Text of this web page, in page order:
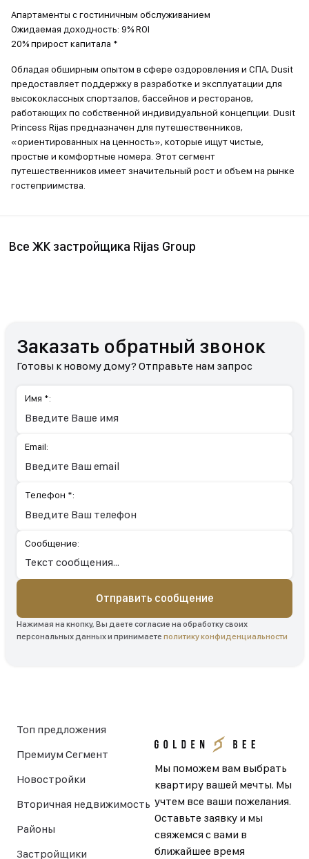
Апартаменты с гостиничным обслуживанием
Ожидаемая доходность: 9% ROI
20% ​​прирост капитала *
Обладая обширным опытом в сфере оздоровления и СПА, Dusit
предоставляет поддержку в разработке и эксплуатации для
высококлассных спортзалов, бассейнов и ресторанов,
работающих по собственной индивидуальной концепции. Dusit
Princess Rijas предназначен для путешественников,
«ориентированных на ценность», которые ищут чистые,
простые и комфортные номера. Этот сегмент
путешественников имеет значительный рост и объем на рынке
гостеприимства.
Все ЖК застройщика Rijas Group
Заказать обратный звонок
Готовы к новому дому? Отправьте нам запрос
Имя *:
Email:
Телефон *:
Сообщение:
Отправить сообщение
Нажимая на кнопку, Вы даете согласие на обработку своих
персональных данных и принимаете политику конфиденциальности
Мы поможем вам выбрать
квартиру вашей мечты. Мы
учтем все ваши пожелания.
Оставьте заявку и мы
свяжемся с вами в
ближайшее время
Топ предложения
Премиум Сегмент
Новостройки
Вторичная недвижимость
Районы
Застройщики